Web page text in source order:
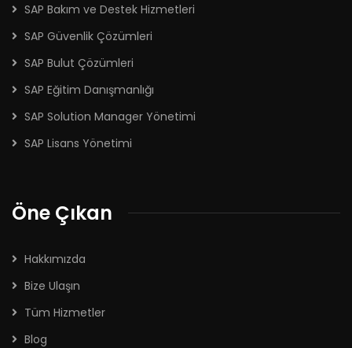
SAP Bakım ve Destek Hizmetleri
SAP Güvenlik Çözümleri
SAP Bulut Çözümleri
SAP Eğitim Danışmanlığı
SAP Solution Manager Yönetimi
SAP Lisans Yönetimi
Öne Çıkan
Hakkımızda
Bize Ulaşın
Tüm Hizmetler
Blog